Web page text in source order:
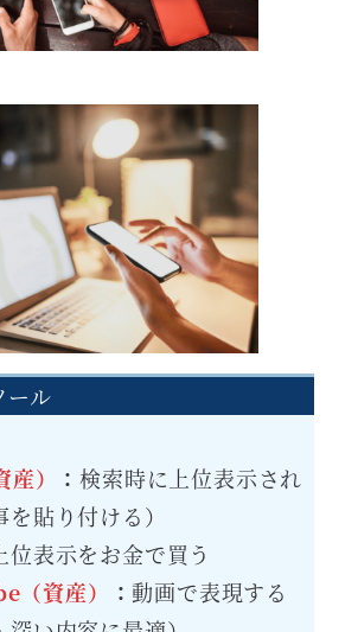
ル
） ：検索時に上位表示され
を貼り付ける）
位表示をお金で買う
（資産）
： 動画で表現する